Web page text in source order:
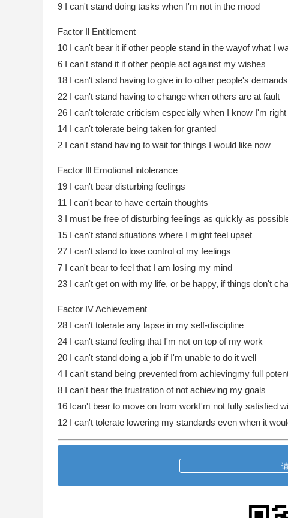
9 I can't stand doing tasks when I'm not in the mood
Factor Il Entitlement
10 I can't bear it if other people stand in the wayof what I
6 I can't stand it if other people act against my wishes
18 I can't stand having to give in to other people's demands
22 I can't stand having to change when others are at fault
26 I can't tolerate criticism especially when I know I'm right
14 I can't tolerate being taken for granted
2 I can't stand having to wait for things I would like now
Factor Ill Emotional intolerance
19 I can't bear disturbing feelings
11 I can't bear to have certain thoughts
3 I must be free of disturbing feelings as quickly as
15 I can't stand situations where I might feel upset
27 I can't stand to lose control of my feelings
7 I can't bear to feel that I am losing my mind
23 I can't get on with my life, or be happy, if things don't
Factor IV Achievement
28 I can't tolerate any lapse in my self-discipline
24 I can't stand feeling that I'm not on top of my work
20 I can't stand doing a job if I'm unable to do it well
4 I can't stand being prevented from achievingmy full
8 I can't bear the frustration of not achieving my goals
16 Ican't bear to move on from workI'm not fully satisfied
12 I can't tolerate lowering my standards even when it